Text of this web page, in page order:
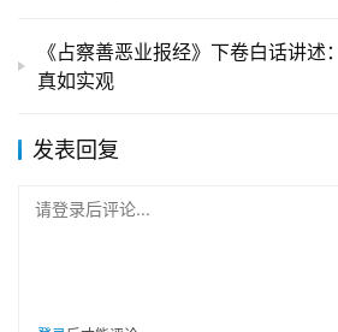
《占察善恶业报经》下卷白话讲
真如实观
发表回复
请登录后评论...